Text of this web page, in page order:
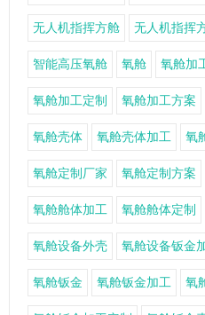
无人机指挥方舱 无人机指挥
智能高压氧舱 氧舱 氧舱加
氧舱加工定制 氧舱加工方案
氧舱壳体 氧舱壳体加工 氧
氧舱定制厂家 氧舱定制方案
氧舱舱体加工 氧舱舱体定制
氧舱设备外壳 氧舱设备钣金
氧舱钣金 氧舱钣金加工 氧